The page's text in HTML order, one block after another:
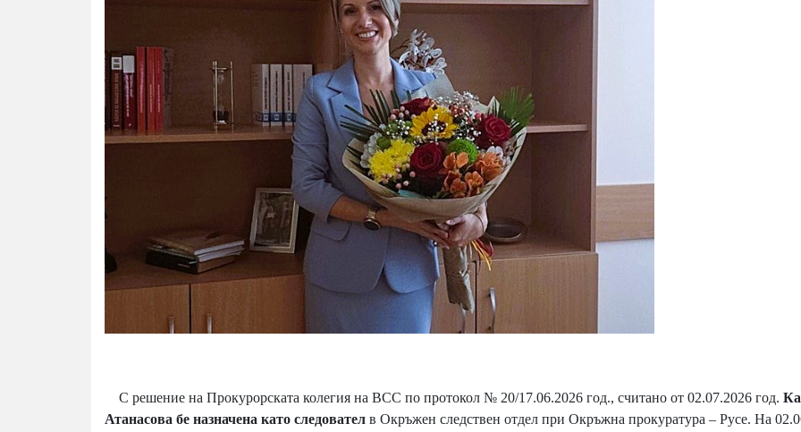
С решение на Прокурорската колегия на ВСС по протокол № 20/17.06.2026 год., считано от 02.07.2026 год.
Атанасова бе назначена като следовател в Окръжен следствен отдел при Окръжна прокуратура – Русе. На